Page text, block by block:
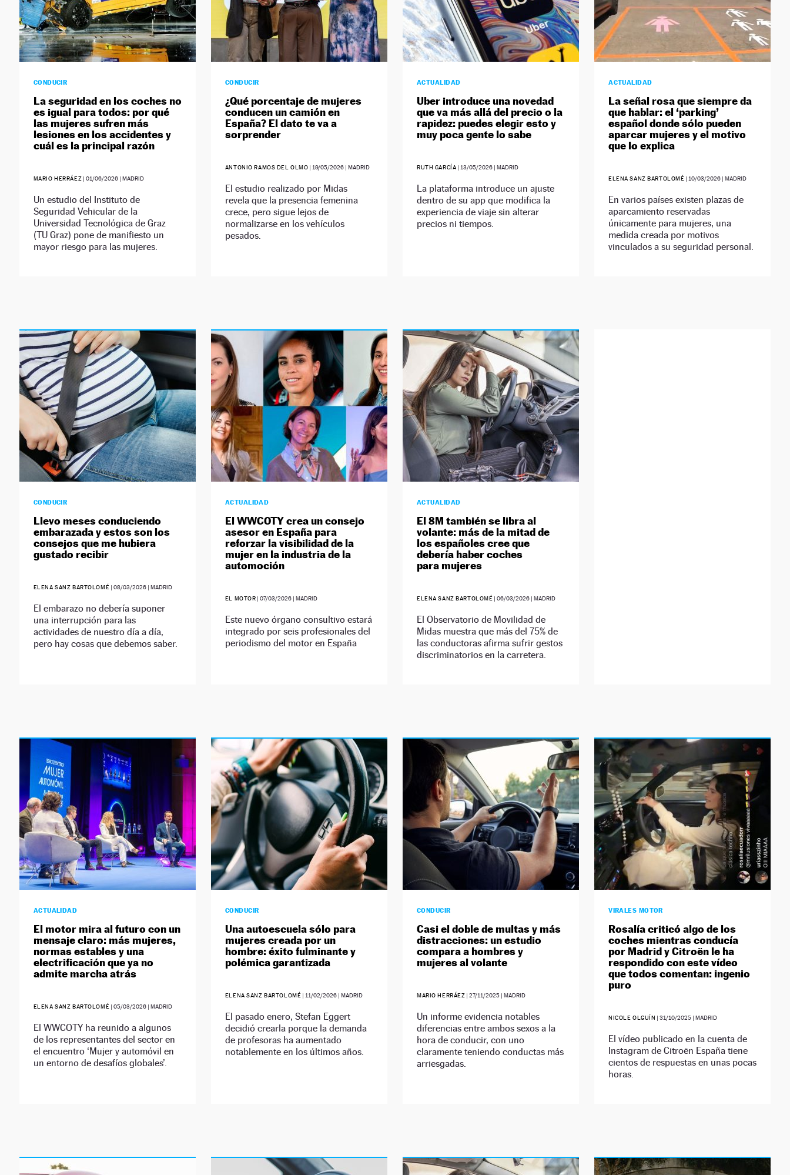
CONDUCIR
La seguridad en los coches no
es igual para todos: por qué
las mujeres sufren más
lesiones en los accidentes y
cuál es la principal razón
MARIO HERRÁEZ |01/06/2026 | MADRID
Un estudio del Instituto de
Seguridad Vehicular de la
Universidad Tecnológica de Graz
(TU Graz) pone de manifiesto un
mayor riesgo para las mujeres.
CONDUCIR
¿Qué porcentaje de mujeres
conducen un camión en
España? El dato te va a
sorprender
ANTONIO RAMOS DEL OLMO | 19/05/2026 | MADRID
El estudio realizado por Midas
revela que la presencia femenina
crece, pero sigue lejos de
normalizarse en los vehículos
pesados.
ACTUALIDAD
Uber introduce una novedad
que va más allá del precio o la
rapidez: puedes elegir esto y
muy poca gente lo sabe
RUTH GARCÍA | 13/05/2026 | MADRID
La plataforma introduce un ajuste
dentro de su app que modifica la
experiencia de viaje sin alterar
precios ni tiempos.
ACTUALIDAD
La señal rosa que siempre da
que hablar: el ‘parking’
español donde sólo pueden
aparcar mujeres y el motivo
que lo explica
ELENA SANZ BARTOLOMÉ | 10/03/2026 | MADRID
En varios países existen plazas de
aparcamiento reservadas
únicamente para mujeres, una
medida creada por motivos
vinculados a su seguridad personal.
CONDUCIR
Llevo meses conduciendo
embarazada y estos son los
consejos que me hubiera
gustado recibir
ELENA SANZ BARTOLOMÉ |08/03/2026 | MADRID
El embarazo no debería suponer
una interrupción para las
actividades de nuestro día a día,
pero hay cosas que debemos saber.
ACTUALIDAD
El WWCOTY crea un consejo
asesor en España para
reforzar la visibilidad de la
mujer en la industria de la
automoción
EL MOTOR |07/03/2026 | MADRID
Este nuevo órgano consultivo estará
integrado por seis profesionales del
periodismo del motor en España
ACTUALIDAD
El 8M también se libra al
volante: más de la mitad de
los españoles cree que
debería haber coches
para mujeres
ELENA SANZ BARTOLOMÉ |06/03/2026 | MADRID
El Observatorio de Movilidad de
Midas muestra que más del 75% de
las conductoras afirma sufrir gestos
discriminatorios en la carretera.
ACTUALIDAD
El motor mira al futuro con un
mensaje claro: más mujeres,
normas estables y una
electrificación que ya no
admite marcha atrás
ELENA SANZ BARTOLOMÉ |05/03/2026 | MADRID
El WWCOTY ha reunido a algunos
de los representantes del sector en
el encuentro ‘Mujer y automóvil en
un entorno de desafíos globales’.
CONDUCIR
Una autoescuela sólo para
mujeres creada por un
hombre: éxito fulminante y
polémica garantizada
ELENA SANZ BARTOLOMÉ | 11/02/2026 | MADRID
El pasado enero, Stefan Eggert
decidió crearla porque la demanda
de profesoras ha aumentado
notablemente en los últimos años.
CONDUCIR
Casi el doble de multas y más
distracciones: un estudio
compara a hombres y
mujeres al volante
MARIO HERRÁEZ |27/11/2025 | MADRID
Un informe evidencia notables
diferencias entre ambos sexos a la
hora de conducir, con uno
claramente teniendo conductas más
arriesgadas.
VIRALES MOTOR
Rosalía criticó algo de los
coches mientras conducía
por Madrid y Citroën le ha
respondido con este vídeo
que todos comentan: ingenio
puro
NICOLE OLGUÍN |31/10/2025 | MADRID
El vídeo publicado en la cuenta de
Instagram de Citroën España tiene
cientos de respuestas en unas pocas
horas.